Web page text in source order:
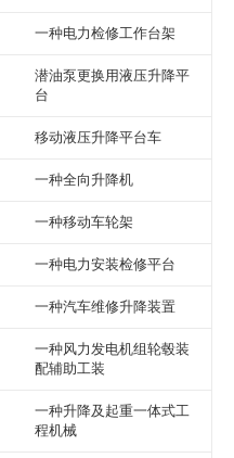
一种电力检修工作台架
潜油泵更换用液压升降平
台
移动液压升降平台车
一种全向升降机
一种移动车轮架
一种电力安装检修平台
一种汽车维修升降装置
一种风力发电机组轮毂装
配辅助工装
一种升降及起重一体式工
程机械